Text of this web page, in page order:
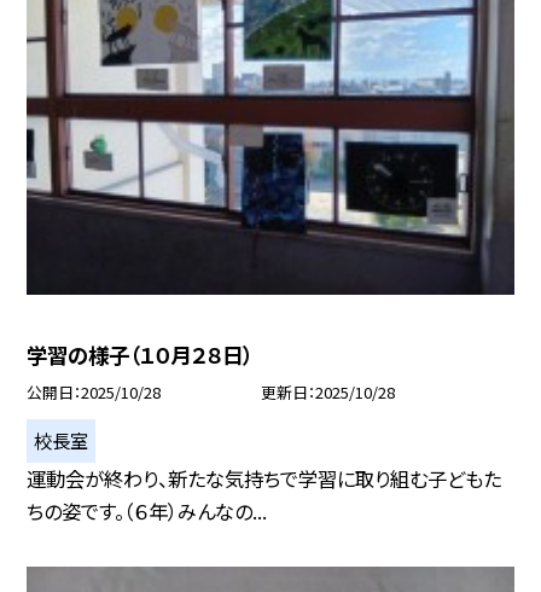
学習の様子（１０月２８日）
公開日 2025/10/28 更新日 2025/10/28
校長室
運動会が終わり、新たな気持ちで学習に取り組む子どもた
ちの姿です。（６年）みんなの...